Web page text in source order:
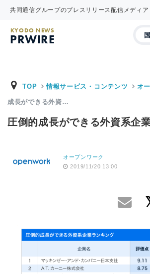
共同通信グループのプレスリリース配信メディア
KYODO NEWS
PRWIRE
TOP 情報サービス・コンテンツ オ
成長ができる外資…
圧倒的成長ができる外資系企
オープンワーク
2019/11/20 13:00